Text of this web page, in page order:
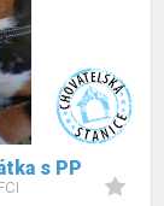
s PP